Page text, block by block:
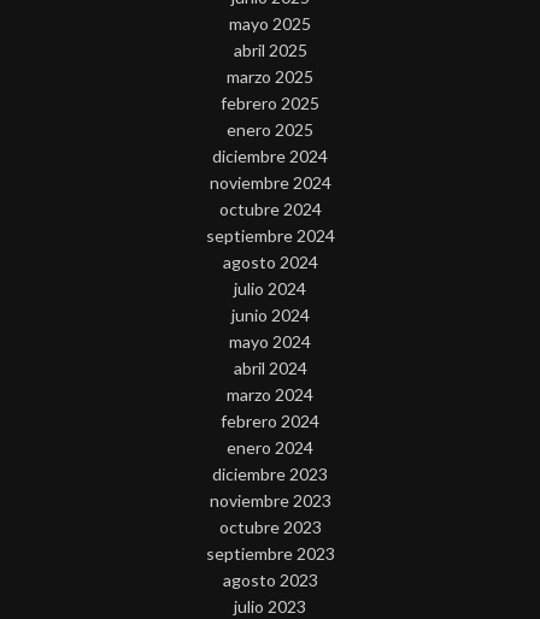
mayo 2025
abril 2025
marzo 2025
febrero 2025
enero 2025
diciembre 2024
noviembre 2024
octubre 2024
septiembre 2024
agosto 2024
julio 2024
junio 2024
mayo 2024
abril 2024
marzo 2024
febrero 2024
enero 2024
diciembre 2023
noviembre 2023
octubre 2023
septiembre 2023
agosto 2023
julio 2023